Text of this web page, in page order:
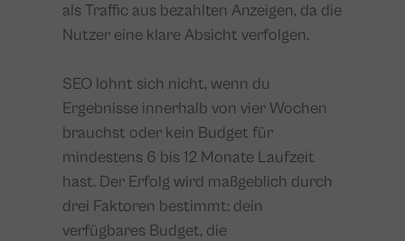
als Traffic aus bezahlten Anzeigen, da die
Nutzer eine klare Absicht verfolgen.
SEO lohnt sich nicht, wenn du
Ergebnisse innerhalb von vier Wochen
brauchst oder kein Budget für
mindestens 6 bis 12 Monate Laufzeit
hast. Der Erfolg wird maßgeblich durch
drei Faktoren bestimmt: dein
verfügbares Budget, die